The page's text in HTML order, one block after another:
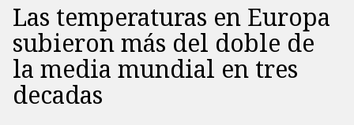
Las temperaturas en Europa
subieron más del doble de
la media mundial en tres
decadas